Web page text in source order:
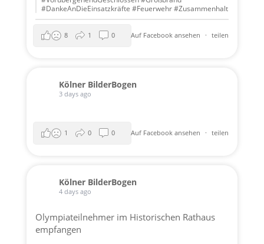
#DankeAnDieEinsatzkräfte #Feuerwehr #Zusammenhalt
Auf Facebook ansehen · teilen
8 1 0
Kölner BilderBogen
3 days ago
Auf Facebook ansehen · teilen
1 0 0
Kölner BilderBogen
4 days ago
Olympiateilnehmer im Historischen Rathaus
empfangen